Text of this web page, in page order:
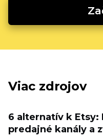
Viac zdrojov
6 alternatív k
predajné kanály a